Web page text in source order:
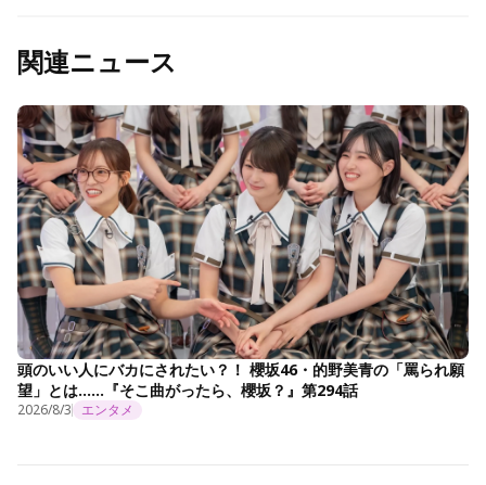
関連ニュース
頭のいい人にバカにされたい？！ 櫻坂46・的野美青の「罵られ願
望」とは……『そこ曲がったら、櫻坂？』第294話
2026/8/3 エンタメ